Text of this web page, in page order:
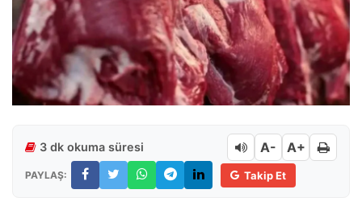
3 dk okuma süresi A- A+
PAYLAŞ: Takip Et